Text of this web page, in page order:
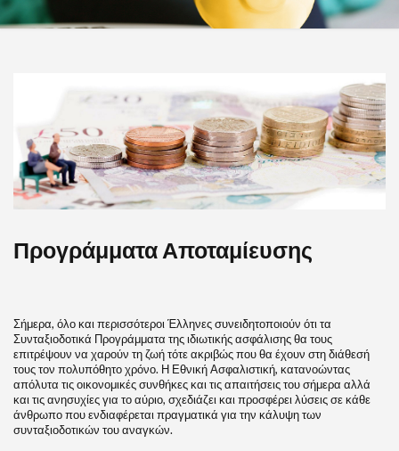
Προγράμματα Αποταμίευσης
Σήμερα, όλο και περισσότεροι Έλληνες συνειδητοποιούν ότι τα
Συνταξιοδοτικά Προγράμματα της ιδιωτικής ασφάλισης θα τους
επιτρέψουν να χαρούν τη ζωή τότε ακριβώς που θα έχουν στη διάθεσή
τους τον πολυπόθητο χρόνο. Η Εθνική Ασφαλιστική, κατανοώντας
απόλυτα τις οικονομικές συνθήκες και τις απαιτήσεις του σήμερα αλλά
και τις ανησυχίες για το αύριο, σχεδιάζει και προσφέρει λύσεις σε κάθε
άνθρωπο που ενδιαφέρεται πραγματικά για την κάλυψη των
συνταξιοδοτικών του αναγκών.